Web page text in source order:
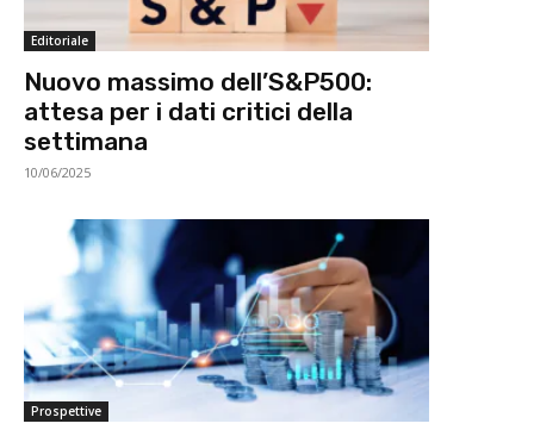
Editoriale
Nuovo massimo dell’S&P500:
attesa per i dati critici della
settimana
10/06/2025
Prospettive